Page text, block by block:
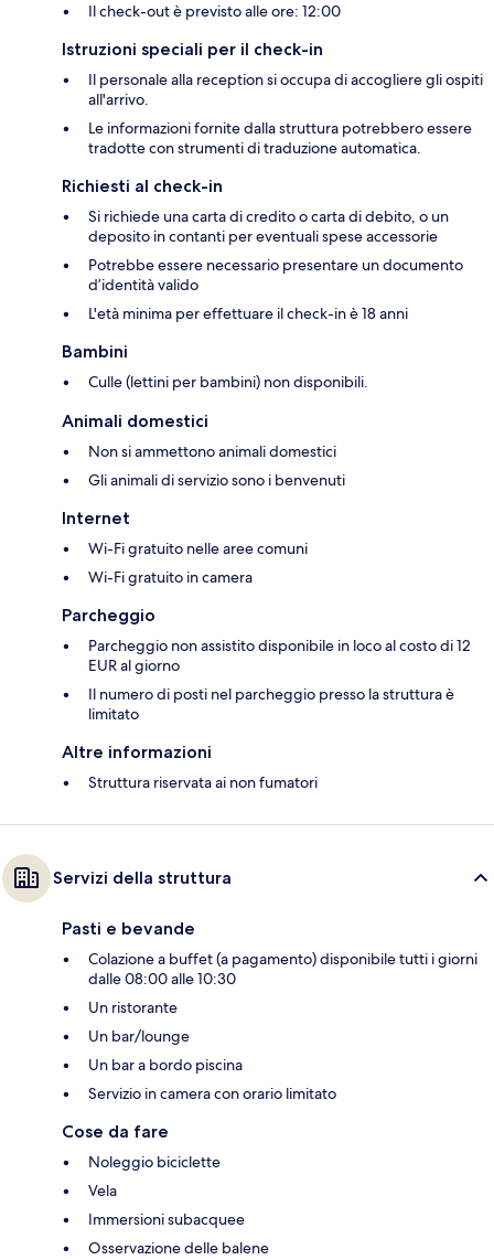
Il check-out è previsto alle ore: 12:00
Istruzioni speciali per il check-in
Il personale alla reception si occupa di accogliere gli ospiti
all'arrivo.
Le informazioni fornite dalla struttura potrebbero essere
tradotte con strumenti di traduzione automatica.
Richiesti al check-in
Si richiede una carta di credito o carta di debito, o un
deposito in contanti per eventuali spese accessorie
Potrebbe essere necessario presentare un documento
d’identità valido
L'età minima per effettuare il check-in è 18 anni
Bambini
Culle (lettini per bambini) non disponibili.
Animali domestici
Non si ammettono animali domestici
Gli animali di servizio sono i benvenuti
Internet
Wi-Fi gratuito nelle aree comuni
Wi-Fi gratuito in camera
Parcheggio
Parcheggio non assistito disponibile in loco al costo di 12
EUR al giorno
Il numero di posti nel parcheggio presso la struttura è
limitato
Altre informazioni
Struttura riservata ai non fumatori
Servizi della struttura
Pasti e bevande
Colazione a buffet (a pagamento) disponibile tutti i giorni
dalle 08:00 alle 10:30
Un ristorante
Un bar/lounge
Un bar a bordo piscina
Servizio in camera con orario limitato
Cose da fare
Noleggio biciclette
Vela
Immersioni subacquee
Osservazione delle balene